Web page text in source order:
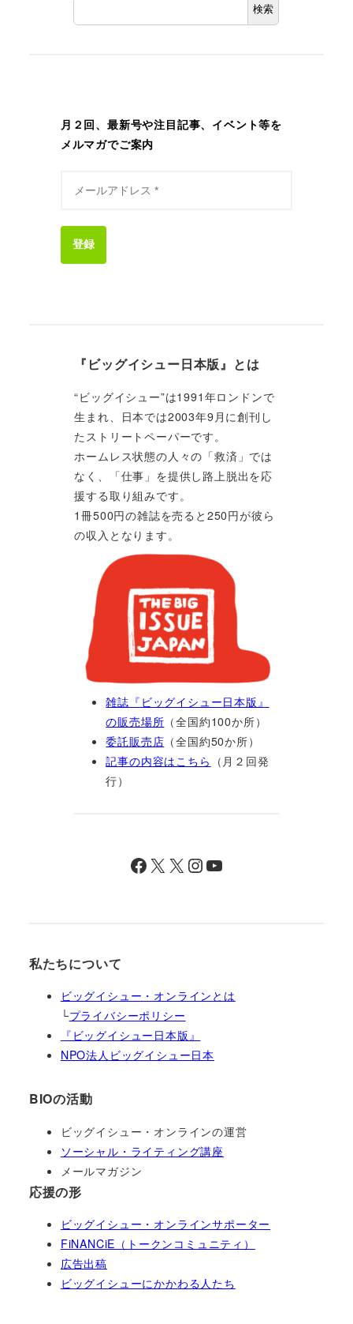
検索
月２回、最新号や注目記事、イベント等を
メルマガでご案内
登録
『ビッグイシュー日本版』とは
“ビッグイシュー”は1991年ロンドンで
生まれ、日本では2003年9月に創刊し
たストリートペーパーです。
ホームレス状態の人々の「救済」では
なく、「仕事」を提供し路上脱出を応
援する取り組みです。
1冊500円の雑誌を売ると250円が彼ら
の収入となります。
雑誌『ビッグイシュー日本版』
の販売場所 （全国約100か所）
委託販売店 （全国約50か所）
記事の内容はこちら （月２回発
行）
Facebook X X InstagramYouTube
私たちについて
ビッグイシュー・オンラインとは
└プライバシーポリシー
『ビッグイシュー日本版』
NPO法人ビッグイシュー日本
BIOの活動
ビッグイシュー・オンラインの運営
ソーシャル・ライティング講座
メールマガジン
応援の形
ビッグイシュー・オンラインサポーター
FiNANCiE（トークンコミュニティ）
広告出稿
ビッグイシューにかかわる人たち